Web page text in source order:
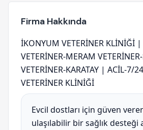
Firma Hakkında
İKONYUM VETERİNER KLİNİĞİ |
VETERİNER-MERAM
VETERİNER-KARATAY | ACİL-7/
VETERİNER KLİNİĞİ
Evcil dostları için güven
ulaşılabilir bir sağlık desteği